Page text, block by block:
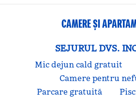
CAMERE ȘI
SEJURUL DVS.
Mic dejun cald gratuit
Camere pentru
Parcare gratuită